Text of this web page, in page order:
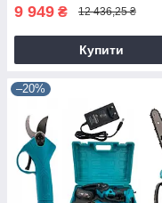
9 949 ₴ 12 436,25 ₴
Купити
–20%